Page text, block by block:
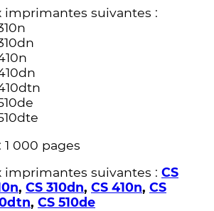
imprimantes suivantes :
000 pages
imprimantes suivantes : CS
, CS 310dn, CS 410n, CS
, CS 510de